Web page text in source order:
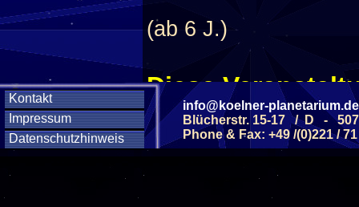
Kontakt
Impressum
Datenschutzhinweis
(ab 6 J.)
Diese
Klicken Sie Hier
Diese
info@koelner-planetarium.de
Blücherstr. 15-17 / D -
Phone & Fax: +49 /(0)221 /